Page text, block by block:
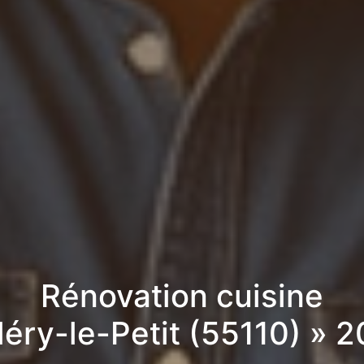
Rénovation cuisine
le-Petit (55110) »